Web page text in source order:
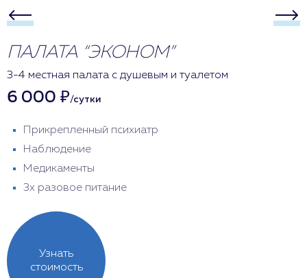
ПАЛАТА “ЭКОНОМ”
3-4 местная палата с душевым и туалетом
6 000 ₽/сутки
Прикрепленный психиатр
Наблюдение
Медикаменты
3х разовое питание
Узнать
стоимость